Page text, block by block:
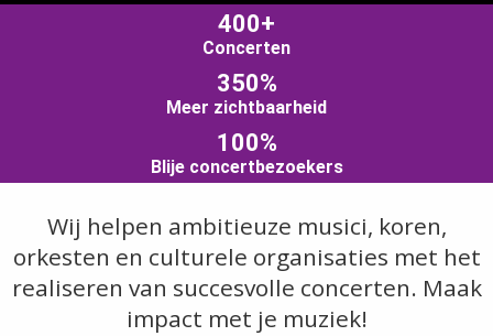
400+
Concerten
350%
Meer zichtbaarheid
100%
Blije concertbezoekers
Wij helpen ambitieuze musici, koren,
orkesten en culturele organisaties met het
realiseren van succesvolle concerten. Maak
impact met je muziek!